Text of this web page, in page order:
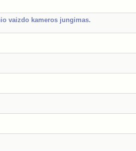
vaizdo kameros jungimas.